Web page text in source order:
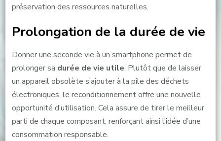
préservation des ressources naturelles.
Prolongation de la durée de vie
Donner une seconde vie à un smartphone permet de
prolonger sa durée de vie utile. Plutôt que de laisser
un appareil obsolète s’ajouter à la pile des déchets
électroniques, le reconditionnement offre une nouvelle
opportunité d’utilisation. Cela assure de tirer le meilleur
parti de chaque composant, renforçant ainsi l’idée d’une
consommation responsable.